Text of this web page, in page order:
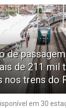
de
de 211 mil
nos trens do
em 30